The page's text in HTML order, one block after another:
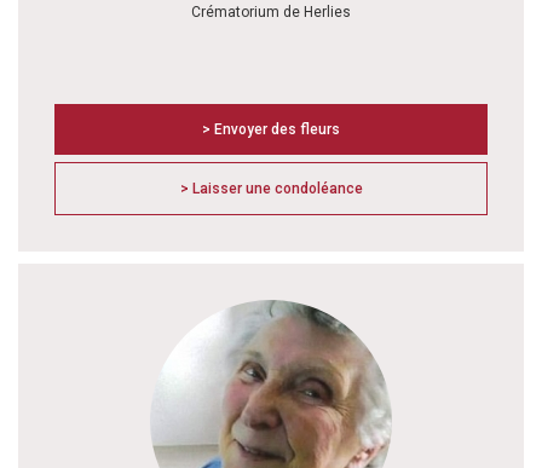
Crématorium de Herlies
> Envoyer des fleurs
> Laisser une condoléance